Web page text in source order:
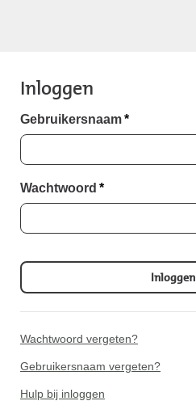
Inloggen
Gebruikersnaam*
Wachtwoord *
Inloggen
Wachtwoord vergeten?
Gebruikersnaam vergeten?
Hulp bij inloggen